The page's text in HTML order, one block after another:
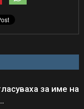
за име на